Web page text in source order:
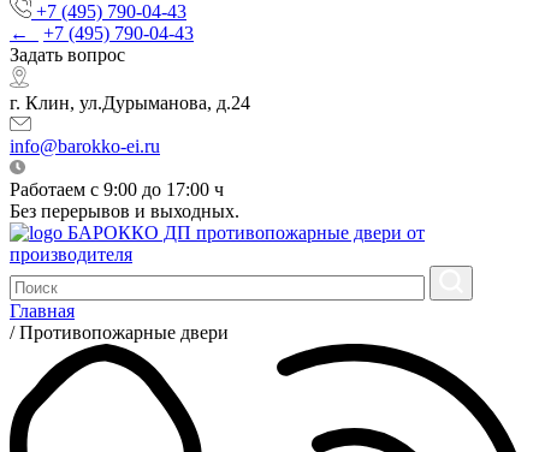
+7 (495) 790-04-43
←
+7 (495) 790-04-43
Задать вопрос
г. Клин, ул.Дурыманова, д.24
info@barokko-ei.ru
Работаем с 9:00 до 17:00 ч
Без перерывов и выходных.
БАРОККО ДП противопожарные двери от
производителя
Главная
/ Противопожарные двери